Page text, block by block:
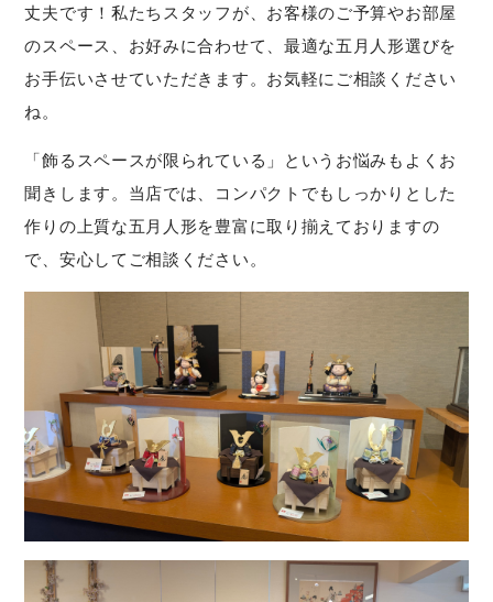
丈夫です！私たちスタッフが、お客様のご予算やお部屋
のスペース、お好みに合わせて、最適な五月人形選びを
お手伝いさせていただきます。お気軽にご相談ください
ね。
「飾るスペースが限られている」というお悩みもよくお
聞きします。当店では、コンパクトでもしっかりとした
作りの上質な五月人形を豊富に取り揃えておりますの
で、安心してご相談ください。